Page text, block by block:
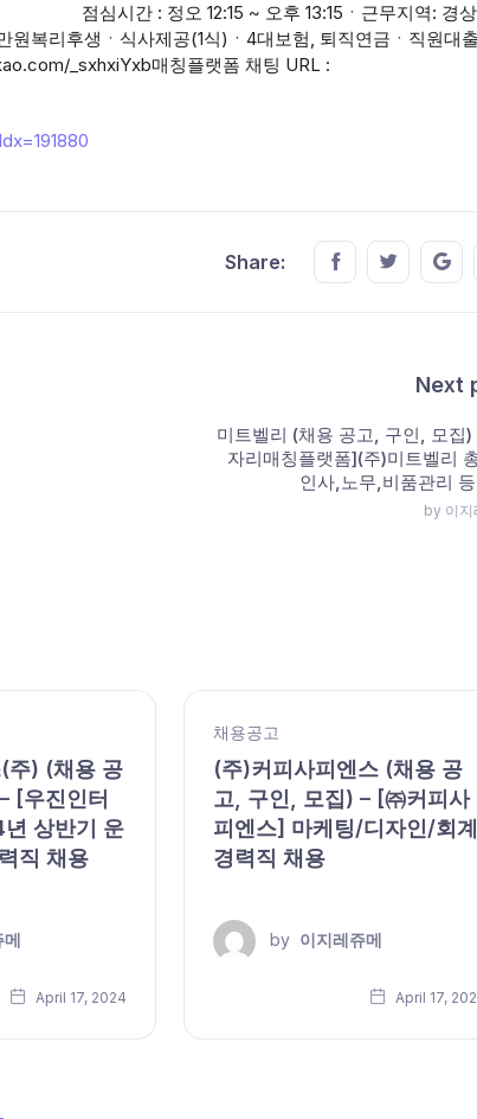
시간 : 정오 12:15 ~ 오후 13:15ㆍ근무지역: 경상
복리후생ㆍ식사제공(1식)ㆍ4대보험, 퇴직연금ㆍ직원대
_sxhxiYxb매칭플랫폼 채팅 URL :
Share: Share this on
Share this
Next
미트벨리 (채용 공고, 구인, 모집)
자리매칭플랫폼](주)미트벨리
인사,노무,비품관리
by 이지
주) (채용 공
[우진인터
상반기 운
직 채용
메
April 17, 2024
채용공고
(주)커피사피엔스 (채용 공
고, 구인, 모집) – [㈜커피사
피엔스] 마케팅/디자인/회계
경력직 채용
by 이지레쥬메
April 17,